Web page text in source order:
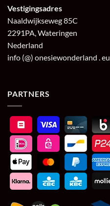
Vestigingsadres
Naaldwijkseweg 85C
2291PA, Wateringen
Nederland
info (@) onesiewonderland . eu
PARTNERS